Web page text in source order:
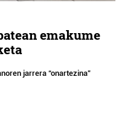
emakume
jarrera “onartezina”